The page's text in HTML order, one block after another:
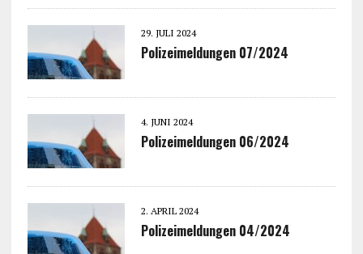
29. JULI 2024
Polizeimeldungen 07/2024
4. JUNI 2024
Polizeimeldungen 06/2024
2. APRIL 2024
Polizeimeldungen 04/2024